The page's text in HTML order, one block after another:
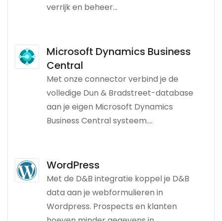
verrijk en beheer...
Microsoft Dynamics Business
Central
Met onze connector verbind je de
volledige Dun & Bradstreet-database
aan je eigen Microsoft Dynamics
Business Central systeem....
WordPress
Met de D&B integratie koppel je D&B
data aan je webformulieren in
Wordpress. Prospects en klanten